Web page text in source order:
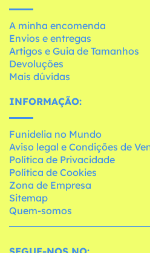
A minha encomenda
Envios e entregas
Artigos e Guia de Tamanhos
Devoluções
Mais dúvidas
INFORMAÇÃO:
Funidelia no Mundo
Aviso legal e Condições de
Política de Privacidade
Política de Cookies
Zona de Empresa
Sitemap
Quem-somos